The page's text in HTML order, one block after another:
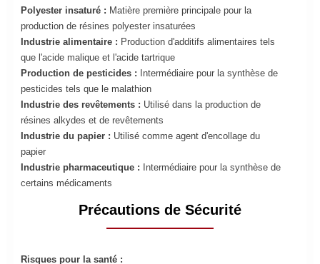
Polyester insaturé : Matière première principale pour la
production de résines polyester insaturées
Industrie alimentaire : Production d'additifs alimentaires tels
que l'acide malique et l'acide tartrique
Production de pesticides : Intermédiaire pour la synthèse de
pesticides tels que le malathion
Industrie des revêtements : Utilisé dans la production de
résines alkydes et de revêtements
Industrie du papier : Utilisé comme agent d'encollage du
papier
Industrie pharmaceutique : Intermédiaire pour la synthèse de
certains médicaments
Précautions de Sécurité
Risques pour la santé :